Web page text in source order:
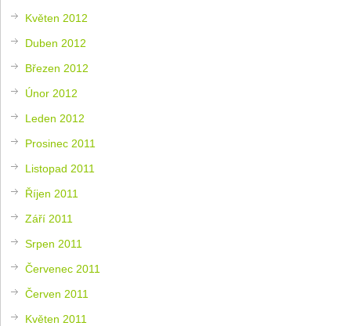
Květen 2012
Duben 2012
Březen 2012
Únor 2012
Leden 2012
Prosinec 2011
Listopad 2011
Říjen 2011
Září 2011
Srpen 2011
Červenec 2011
Červen 2011
Květen 2011